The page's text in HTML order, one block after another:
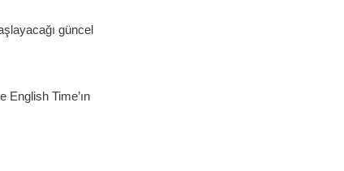
güncel
English Time’ın